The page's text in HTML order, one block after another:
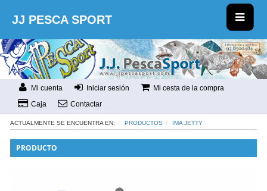
JJ PESCA SPORT
Mi cuenta Iniciar sesión
Mi cesta de la compra
Caja
Contactar
ACTUALMENTE SE ENCUENTRA EN: PRODUCTOS IMA JETTY
PRODUCTO